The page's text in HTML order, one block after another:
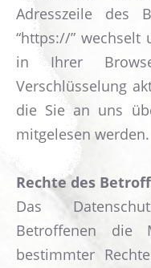
Adresszeile des
“https://” wechselt
in Ihrer
Verschlüsselung
die Sie an uns
mitgelesen werden.
Rechte des
Das
Betroffenen die
bestimmter